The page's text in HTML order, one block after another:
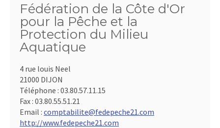
Fédération de la Côte d'Or
pour la Pêche et la
Protection du Milieu
Aquatique
4 rue louis Neel
21000 DIJON
Téléphone : 03.80.57.11.15
Fax : 03.80.55.51.21
Email : comptabilite@fedepeche21.com
http://www.fedepeche21.com